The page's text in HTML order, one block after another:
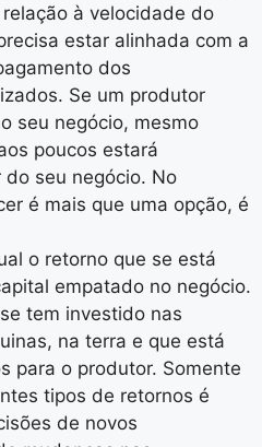
à velocidade do
estar alinhada com a
dos
Se um produtor
seu negócio, mesmo
poucos estará
seu negócio. No
é mais que uma opção, é
o retorno que se está
empatado no negócio.
tem investido nas
na terra e que está
para o produtor. Somente
tipos de retornos é
de novos